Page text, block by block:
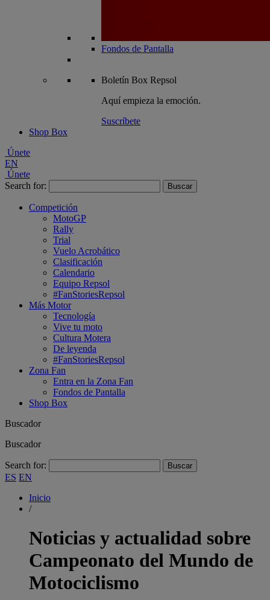
Fondos de Pantalla
Boletín Box Repsol
Aquí empieza la emoción.
Suscríbete
Shop Box
Únete
EN
Únete
Search for:
Competición
MotoGP
Rally
Trial
Vuelo Acrobático
Clasificación
Calendario
Equipo Repsol
#FanStoriesRepsol
Más Motor
Tecnología
Vive tu moto
Cultura Motera
De leyenda
#FanStoriesRepsol
Zona Fan
Entra en la Zona Fan
Fondos de Pantalla
Shop Box
Buscador
Buscador
Search for:
ES EN
Inicio
/
Noticias y actualidad sobre
Campeonato del Mundo de
Motociclismo